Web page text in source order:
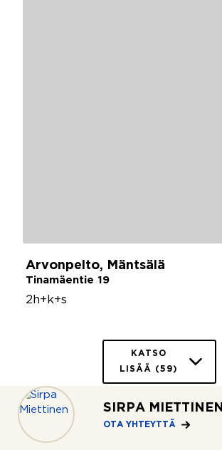
SIRPA MIETTINEN
OTA YHTEYTTÄ
Arvonpelto, Mäntsälä
Tinamäentie 19
2h+k+s
KATSO
LISÄÄ (59)